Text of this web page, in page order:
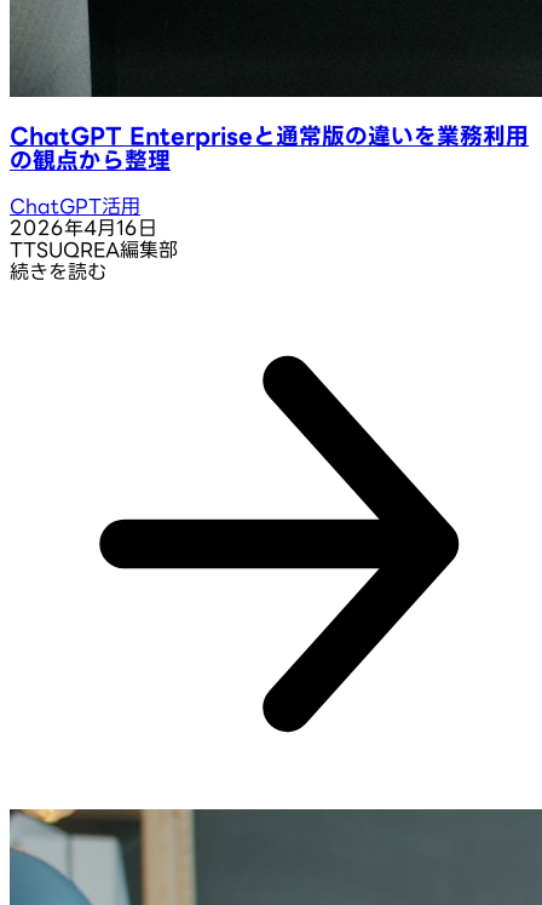
ChatGPT Enterpriseと通常版の違いを業務利用
の観点から整理
ChatGPT活用
2026年4月16日
TTSUQREA編集部
続きを読む